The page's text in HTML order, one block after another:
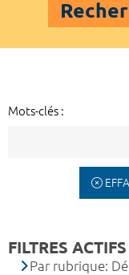
Mots-clés :
FILTRES ACTIFS
Par rubrique: